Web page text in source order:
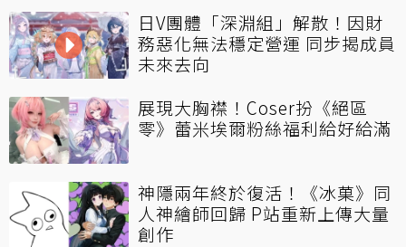
日V團體「深淵組」解散！因財
務惡化無法穩定營運 同步揭成員
未來去向
展現大胸襟！Coser扮《絕區
零》蕾米埃爾粉絲福利給好給滿
神隱兩年終於復活！《冰菓》同
人神繪師回歸 P站重新上傳大量
創作